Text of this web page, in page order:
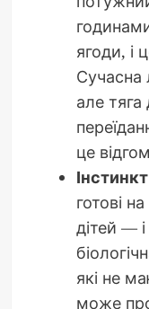
ягоди, і
але тяга
це
готові
дітей —
які не
може